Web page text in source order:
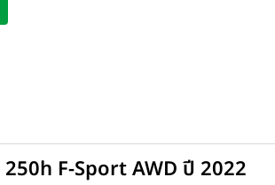
250h F-Sport AWD ปี 2022